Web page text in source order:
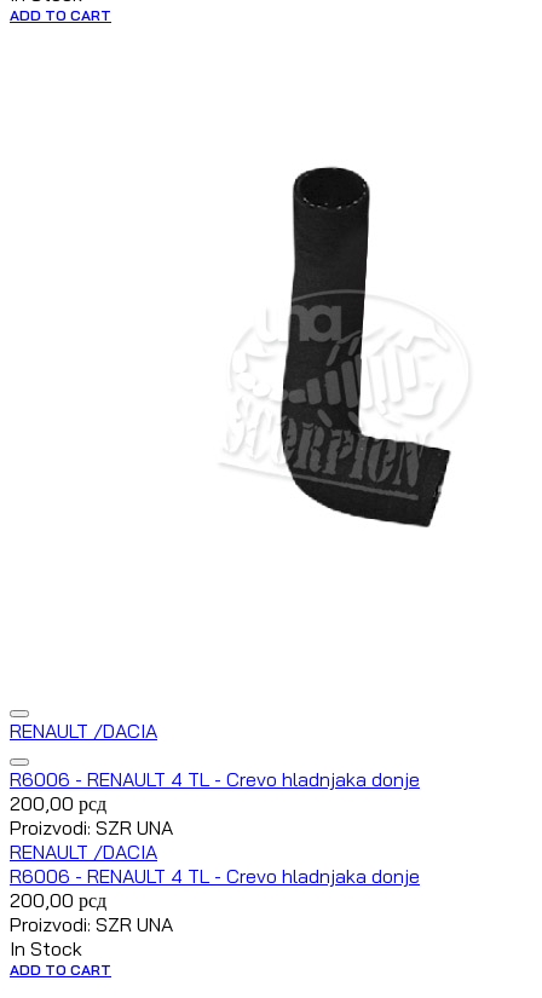
ADD TO CART
RENAULT /DACIA
R6006 - RENAULT 4 TL - Crevo hladnjaka donje
200,00 рсд
Proizvodi: SZR UNA
RENAULT /DACIA
R6006 - RENAULT 4 TL - Crevo hladnjaka donje
200,00 рсд
Proizvodi: SZR UNA
In Stock
ADD TO CART